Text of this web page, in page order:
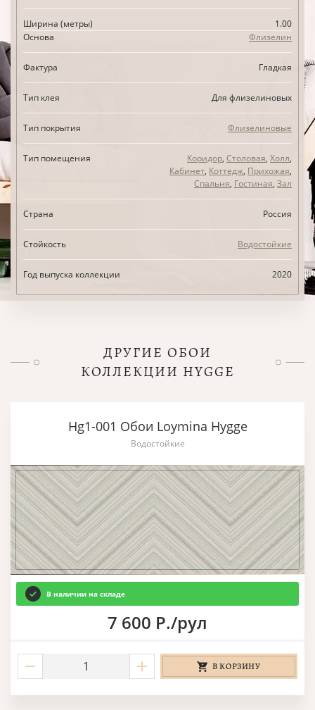
Ширина (метры)
1.00
Основа
Флизелин
Фактура Гладкая
Тип клея Для флизелиновых
Тип покрытия Флизелиновые
Тип помещения Коридор, Столовая, Холл,
Кабинет, Коттедж, Прихожая,
Спальня, Гостиная, Зал
Страна Россия
Стойкость Водостойкие
Год выпуска коллекции 2020
ДРУГИЕ ОБОИ
КОЛЛЕКЦИИ HYGGE
Hg1-001 Обои Loymina Hygge
Водостойкие
В наличии на складе
7 600 Р./рул
В КОРЗИНУ